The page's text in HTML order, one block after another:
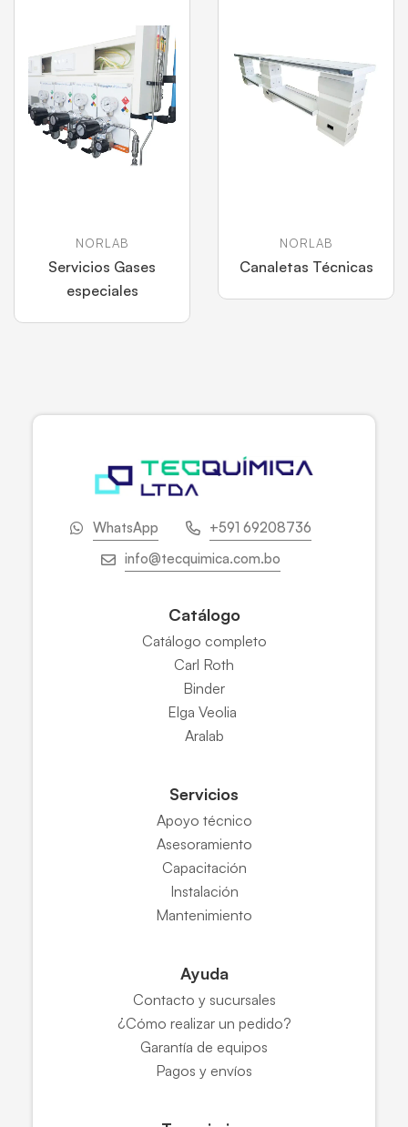
NORLAB
Servicios Gases
especiales
NORLAB
Canaletas Técnicas
WhatsApp
+591 69208736
info@tecquimica.com.bo
Catálogo
Catálogo completo
Carl Roth
Binder
Elga Veolia
Aralab
Servicios
Apoyo técnico
Asesoramiento
Capacitación
Instalación
Mantenimiento
Ayuda
Contacto y sucursales
¿Cómo realizar un pedido?
Garantía de equipos
Pagos y envíos